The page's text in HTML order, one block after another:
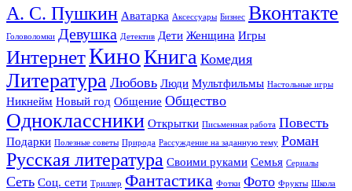
А. С. Пушкин Аватарка Аксессуары Бизнес Вконтакте
Головоломки Девушка Детектив Дети Женщина Игры
ИнтернетКиноКнига Комедия
Литература Любовь Люди Мультфильмы Настольные игры
Никнейм Новый год Общение Общество
Одноклассники Открытки Письменная работа Повесть
Подарки Полезные советы Природа Рассуждение на заданную тему Роман
Русская литература Своими руками Семья Сериалы
Сеть Соц. сети Триллер Фантастика Фотки Фото Фрукты Школа